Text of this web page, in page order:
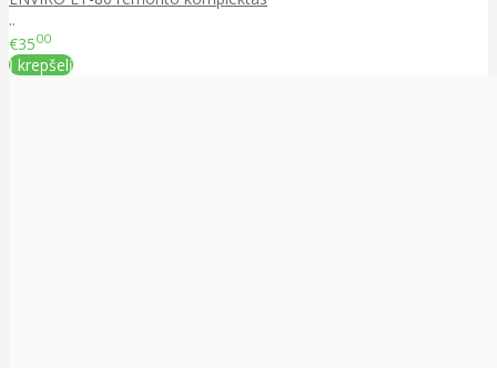
..
€3500
Į krepšelį